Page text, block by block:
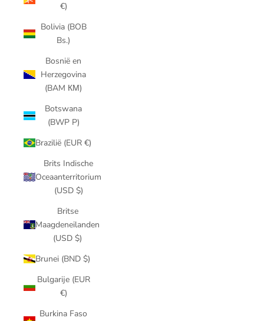
€)
Bolivia (BOB
Bs.)
Bosnië en
Herzegovina
(BAM КМ)
Botswana
(BWP P)
Brazilië (EUR €)
Brits Indische
Oceaanterritorium
(USD $)
Britse
Maagdeneilanden
(USD $)
Brunei (BND $)
Bulgarije (EUR
€)
Burkina Faso